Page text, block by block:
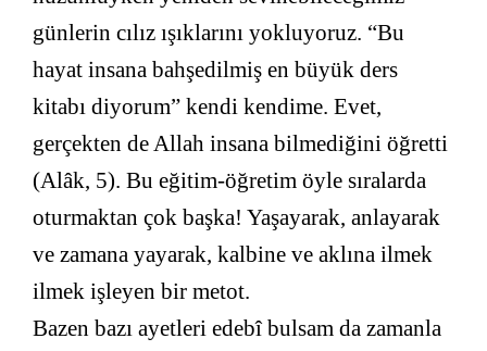
günlerin cılız ışıklarını yokluyoruz. “Bu
hayat insana bahşedilmiş en büyük ders
kitabı diyorum” kendi kendime. Evet,
gerçekten de Allah insana bilmediğini öğretti
(Alâk, 5). Bu eğitim-öğretim öyle sıralarda
oturmaktan çok başka! Yaşayarak, anlayarak
ve zamana yayarak, kalbine ve aklına ilmek
ilmek işleyen bir metot.
Bazen bazı ayetleri edebî bulsam da zamanla